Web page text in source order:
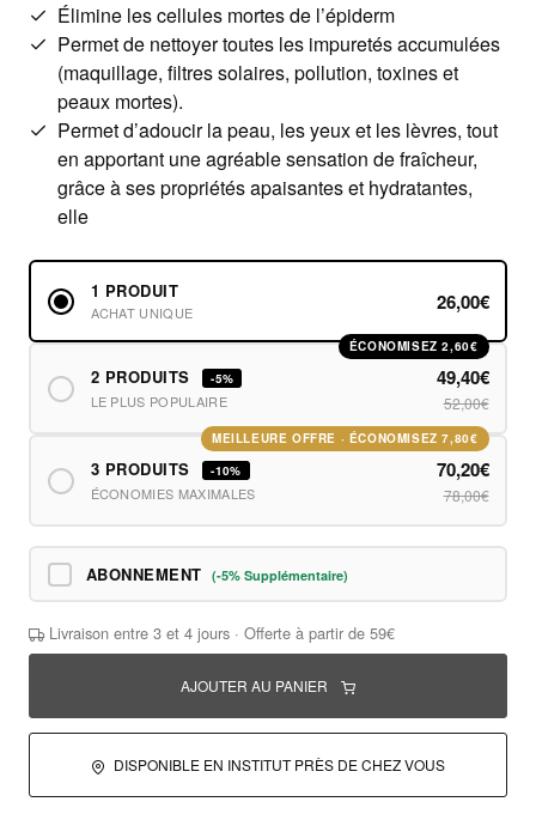
Élimine les cellules mortes de l’épiderm
Permet de nettoyer toutes les impuretés accumulées
(maquillage, filtres solaires, pollution, toxines et
peaux mortes).
Permet d’adoucir la peau, les yeux et les lèvres, tout
en apportant une agréable sensation de fraîcheur,
grâce à ses propriétés apaisantes et hydratantes,
elle
1 PRODUIT
ACHAT UNIQUE 26,00€
ÉCONOMISEZ 2,60€
2 PRODUITS -5%
LE PLUS POPULAIRE
49,40€
52,00€
MEILLEURE OFFRE · ÉCONOMISEZ 7,80€
3 PRODUITS -10%
ÉCONOMIES MAXIMALES
70,20€
78,00€
ABONNEMENT (-5% Supplémentaire)
Livraison entre 3 et 4 jours · Offerte à partir de 59€
AJOUTER AU PANIER
DISPONIBLE EN INSTITUT PRÈS DE CHEZ VOUS